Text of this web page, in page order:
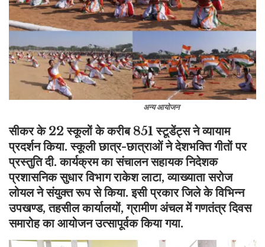
अन्य आयोजन
सीकर के 22 स्कूलों के करीब 851 स्टूडेंट्स ने व्यायाम
प्रदर्शन किया. स्कूली छात्र-छात्राओं ने देशभक्ति गीतों पर
प्रस्तुति दी. कार्यक्रम का संचालन सहायक निदेशक
प्रशासनिक सुधार विभाग राकेश लाटा, व्याख्याता सरोज
लोयल ने संयुक्त रूप से किया. इसी प्रकार जिले के विभिन्न
उपखण्ड, तहसील कार्यालयों, ग्रामीण अंचल में गणतंत्र दिवस
समारोह का आयोजन उत्सापूर्वक किया गया.